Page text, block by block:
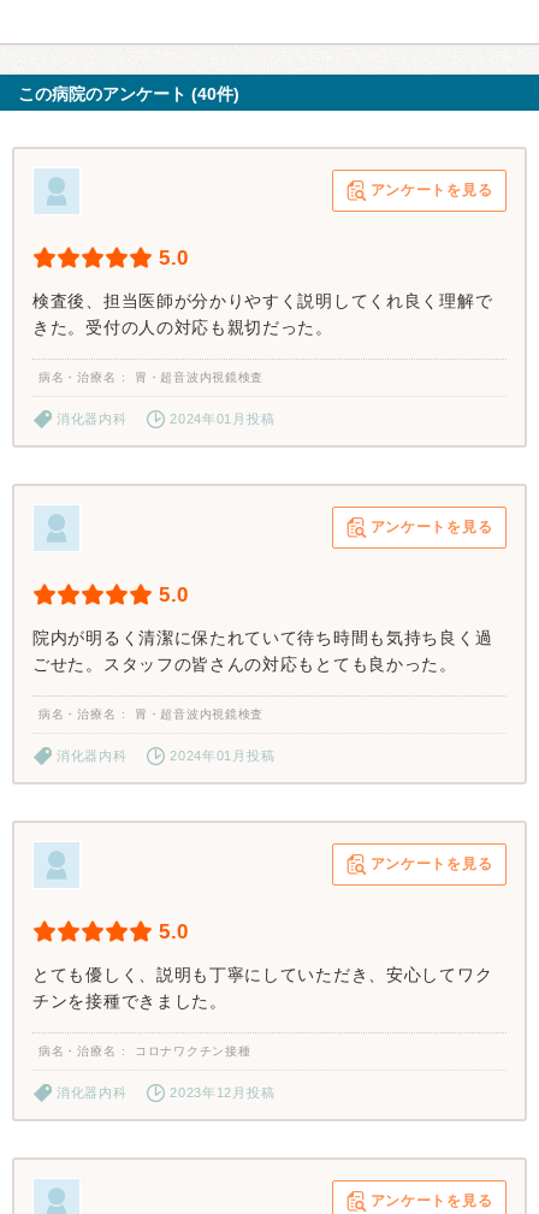
この病院のアンケート (40件)
アンケートを見る
5.0
検査後、担当医師が分かりやすく説明してくれ良く理解で
きた。受付の人の対応も親切だった。
病名・治療名 胃・超音波内視鏡検査
消化器内科 2024年01月投稿
アンケートを見る
5.0
院内が明るく清潔に保たれていて待ち時間も気持ち良く過
ごせた。スタッフの皆さんの対応もとても良かった。
病名・治療名 胃・超音波内視鏡検査
消化器内科 2024年01月投稿
アンケートを見る
5.0
とても優しく、説明も丁寧にしていただき、安心してワク
チンを接種できました。
病名・治療名 コロナワクチン接種
消化器内科 2023年12月投稿
アンケートを見る